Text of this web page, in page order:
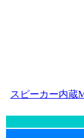
スピーカー内蔵